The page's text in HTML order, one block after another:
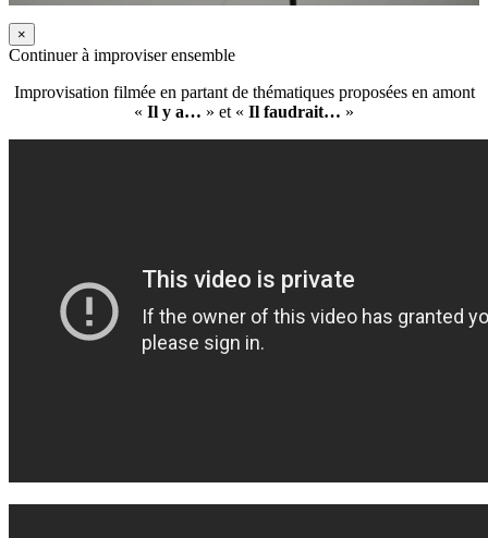
×
Continuer à improviser ensemble
Improvisation filmée en partant de thématiques proposées en amont
« Il y a… » et « Il faudrait… »